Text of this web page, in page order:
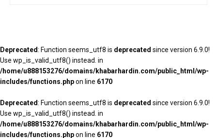
Deprecated: Function seems_utf8 is deprecated since version 6.9.0!
Use wp_is_valid_utf8() instead. in
/home/u888153276/domains/khabarhardin.com/public_html/wp-
includes/functions.phpon line 6170
Deprecated: Function seems_utf8 is deprecated since version 6.9.0!
Use wp_is_valid_utf8() instead. in
/home/u888153276/domains/khabarhardin.com/public_html/wp-
includes/functions.phpon line 6170